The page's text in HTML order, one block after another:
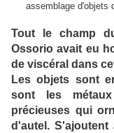
assemblage d'objets
Tout le champ
Ossorio avait eu
de viscéral dans
Les objets sont
sont les
précieuses qui
d'autel.